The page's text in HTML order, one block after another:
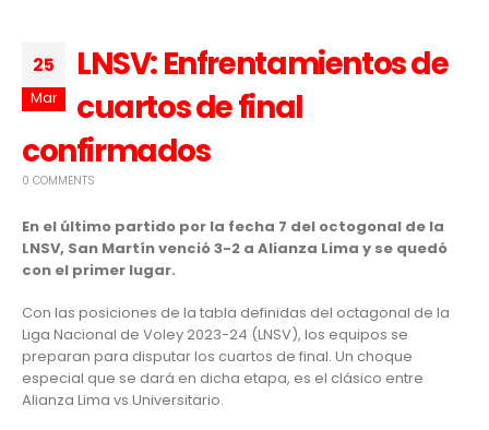
25
Mar
LNSV: Enfrentamientos de
cuartos de final
confirmados
0 COMMENTS
En el último partido por la fecha 7 del octogonal de la
LNSV, San Martín venció 3-2 a Alianza Lima y se quedó
con el primer lugar.
Con las posiciones de la tabla definidas del octagonal de la
Liga Nacional de Voley 2023-24 (LNSV), los equipos se
preparan para disputar los cuartos de final. Un choque
especial que se dará en dicha etapa, es el clásico entre
Alianza Lima vs Universitario.